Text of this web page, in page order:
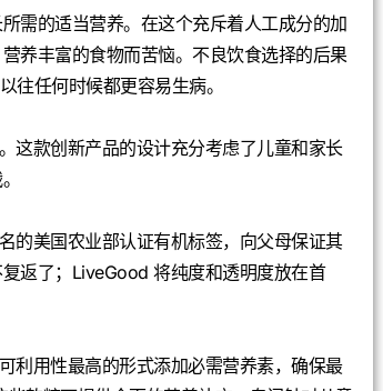
需的适当营养。在这个充斥着人工成分的加
养丰富的食物而苦恼。不良饮食选择的后果
往任何时候都更容易生病。
这款创新产品的设计充分考虑了儿童和家长
的美国农业部认证有机标签，向父母保证其
返了；LiveGood 将纯度和透明度放在首
利用性最高的形式添加必需营养素，确保最